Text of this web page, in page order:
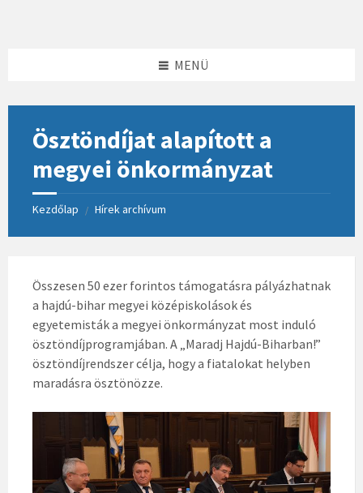
MENÜ
Ösztöndíjat alapított a
megyei önkormányzat
Kezdőlap / Hírek archívum
Összesen 50 ezer forintos támogatásra pályázhatnak
a hajdú-bihar megyei középiskolások és
egyetemisták a megyei önkormányzat most induló
ösztöndíjprogramjában. A „Maradj Hajdú-Biharban!”
ösztöndíjrendszer célja, hogy a fiatalokat helyben
maradásra ösztönözze.